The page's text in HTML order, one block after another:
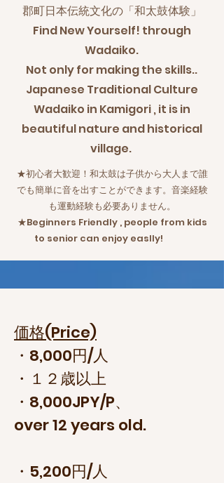
郡町日本伝統文化の「和太鼓体験」
Find New Yourself! through
Wadaiko.
Not only for making the skills..
Japanese Traditional Culture
Wadaiko in Kamigori , it is in
beautiful nature and historical
village.
★初心者大歓迎！和太鼓は子供から大人まで誰
でも簡単に音を出すことができます。音楽経験
も運動経験も必要ありません。
★Beginners Friendly , people from kids
to senior can enjoy easlly!
価格(Price)
・8,000円/人
・１２歳以上
・8,000JPY/P、
over 12 years old.
​・5,200円/人